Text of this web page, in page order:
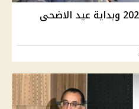
اعرف موعد وقفة عرفات 2026 وبداية عيد الاضحى